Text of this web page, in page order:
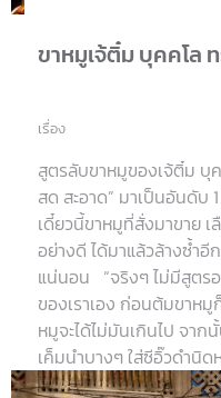
ขาหมูเจ้ติ๋ม บุคคโล
เรื่อง
สูตรลับขาหมูของเจ้ติ๋ม บุค
สด สะอาด” มาเป็นอันดับ
เดี๋ยวนี้ขาหมูที่สั่งมาขาย เ
อย่างดี ได้มาแล้วล้างซ้ำอี
แน่นอน “จริงๆ ไม่มีสูตร
ของเราเอง ก่อนต้มขาห
หมูจะได้ไม่มันเกินไป จา
เค็มนำบางๆ ใส่ซีอิ๊วดำนิ
อบให้ร้อนระอุ อยู่ในหม้อส